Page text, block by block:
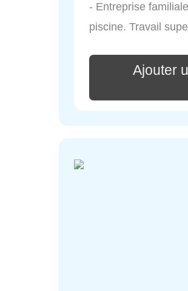
- Entreprise
piscine. Travail
Ajouter